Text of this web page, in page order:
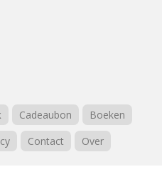
Cadeaubon
Boeken
Contact Over